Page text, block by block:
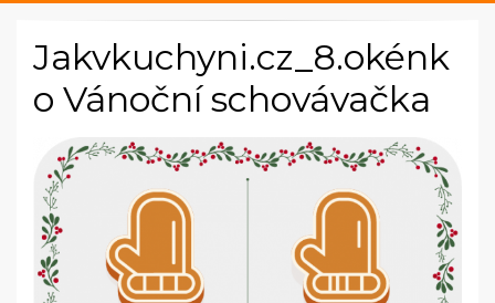
Jakvkuchyni.cz_8.okénk
o Vánoční schovávačka